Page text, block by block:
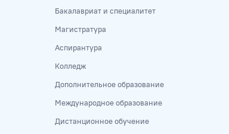
Бакалавриат и специалитет
Магистратура
Аспирантура
Колледж
Дополнительное образование
Международное образование
Дистанционное обучение